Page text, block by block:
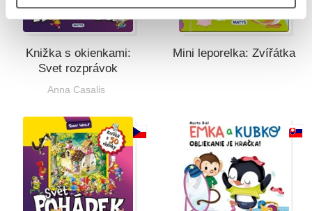
Knižka s okienkami:
Svet rozprávok
Anna Casalis
Mini leporelka: Zvířátka